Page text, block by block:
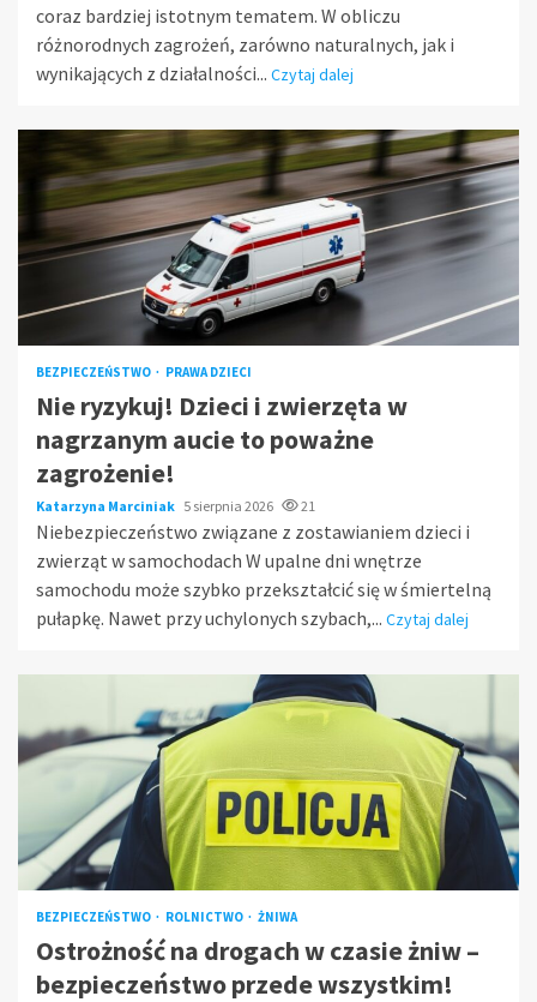
coraz bardziej istotnym tematem. W obliczu
różnorodnych zagrożeń, zarówno naturalnych, jak i
wynikających z działalności... Czytaj dalej
BEZPIECZEŃSTWO PRAWA DZIECI
Nie ryzykuj! Dzieci i zwierzęta w
nagrzanym aucie to poważne
zagrożenie!
Katarzyna Marciniak 5 sierpnia 2026 21
Niebezpieczeństwo związane z zostawianiem dzieci i
zwierząt w samochodach W upalne dni wnętrze
samochodu może szybko przekształcić się w śmiertelną
pułapkę. Nawet przy uchylonych szybach,... Czytaj dalej
BEZPIECZEŃSTWO ROLNICTWO ŻNIWA
Ostrożność na drogach w czasie żniw –
bezpieczeństwo przede wszystkim!